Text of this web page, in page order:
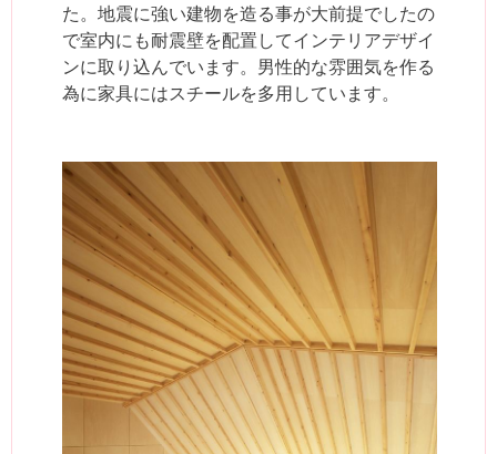
た。地震に強い建物を造る事が大前提でしたの
で室内にも耐震壁を配置してインテリアデザイ
ンに取り込んでいます。男性的な雰囲気を作る
為に家具にはスチールを多用しています。